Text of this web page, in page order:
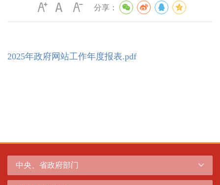
分享：
2025年政府网站工作年度报表.pdf
中央、省政府部门